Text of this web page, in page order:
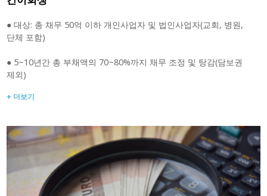
● 대상: 총 채무 50억 이하 개인사업자 및 법인사업자(교회, 병원,
단체 포함)
● 5~10년간 총 부채액의 70~80%까지 채무 조정 및 탕감(담보권
제외)
+ 더보기